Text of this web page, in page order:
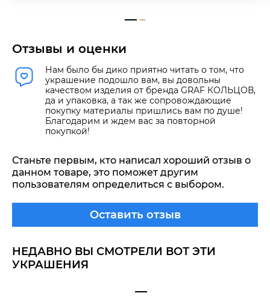
Отзывы и оценки
Нам было бы дико приятно читать о том, что
украшение подошло вам, вы довольны
качеством изделия от бренда GRAF КОЛЬЦОВ,
да и упаковка, а так же сопровождающие
покупку материалы пришлись вам по душе!
Благодарим и ждем вас за повторной
покупкой!
Оставить отзыв
Станьте первым, кто написал хороший отзыв о
данном товаре, это поможет другим
пользователям определиться с выбором.
НЕДАВНО ВЫ СМОТРЕЛИ ВОТ ЭТИ
УКРАШЕНИЯ